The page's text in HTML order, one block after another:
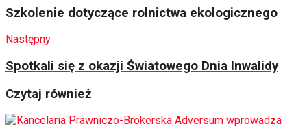
Szkolenie dotyczące rolnictwa ekologicznego
Następny
Spotkali się z okazji Światowego Dnia Inwalidy
Czytaj również